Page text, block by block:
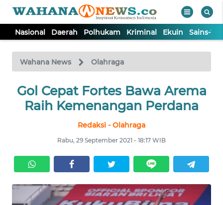
Nasional Daerah Polhukam Kriminal Ekuin Sains-
Wahana News Olahraga
Gol Cepat Fortes Bawa Arema
Raih Kemenangan Perdana
Redaksi - Olahraga
Rabu, 29 September 2021 - 18:17 WIB
TV
Tutup
NASIONAL
KRIMINAL
EKUIN